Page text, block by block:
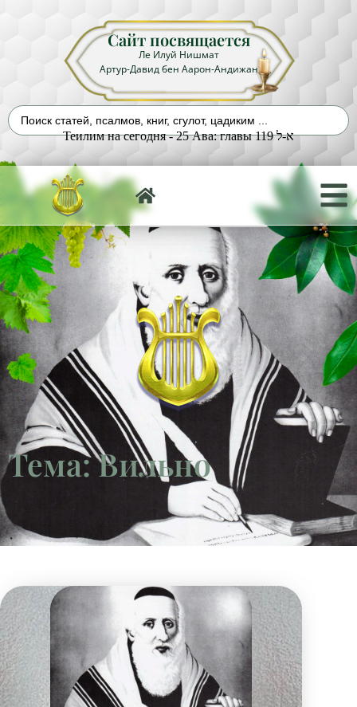
Сайт посвящается
Ле Илуй Нишмат
Артур-Давид бен Аарон-Андижан
Теилим на сегодня - 25 Ава: главы 119 א-ל
Тема: Вильно